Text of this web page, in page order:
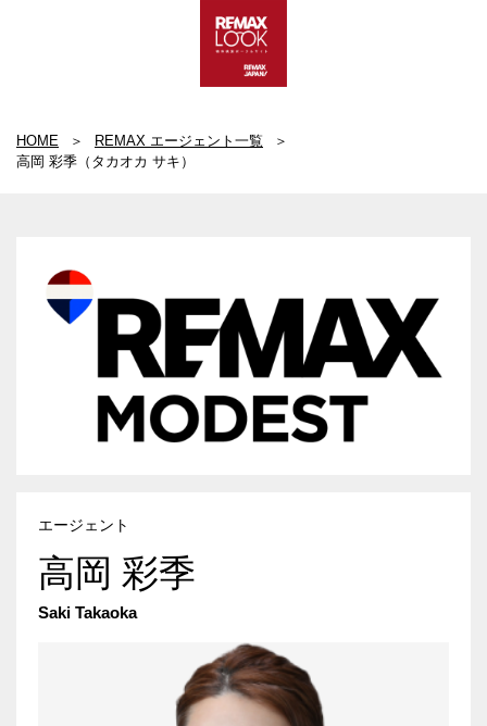
HOME
REMAX エージェント一覧
高岡 彩季（タカオカ サキ）
エージェント
高岡 彩季
Saki Takaoka